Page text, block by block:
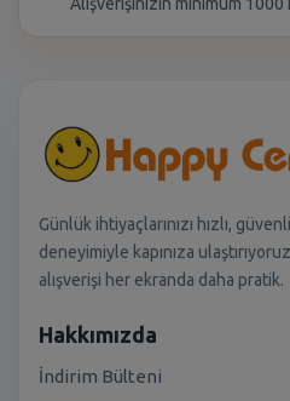
Günlük ihtiyaçlarınızı hızlı,
deneyimiyle kapınıza
alışverişi her ekranda daha pratik.
Hakkımızda
İndirim Bülteni